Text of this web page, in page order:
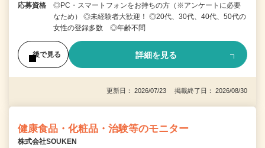
応募資格
◎PC・スマートフォンをお持ちの方（※アンケートに必要
なため） ◎未経験者大歓迎！ ◎20代、30代、40代、50代の
女性の登録多数 ◎年齢不問
後で見る 詳細を見る
更新日： 2026/07/23 掲載終了日： 2026/08/30
健康食品・化粧品・治験等のモニター
株式会社SOUKEN